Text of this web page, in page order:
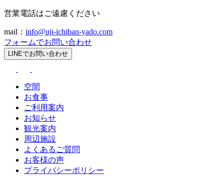
営業電話はご遠慮ください
mail： info@uji-ichiban-yado.com
フォームでお問い合わせ
LINEでお問い合わせ
空間
お食事
ご利用案内
お知らせ
観光案内
周辺施設
よくあるご質問
お客様の声
プライバシーポリシー